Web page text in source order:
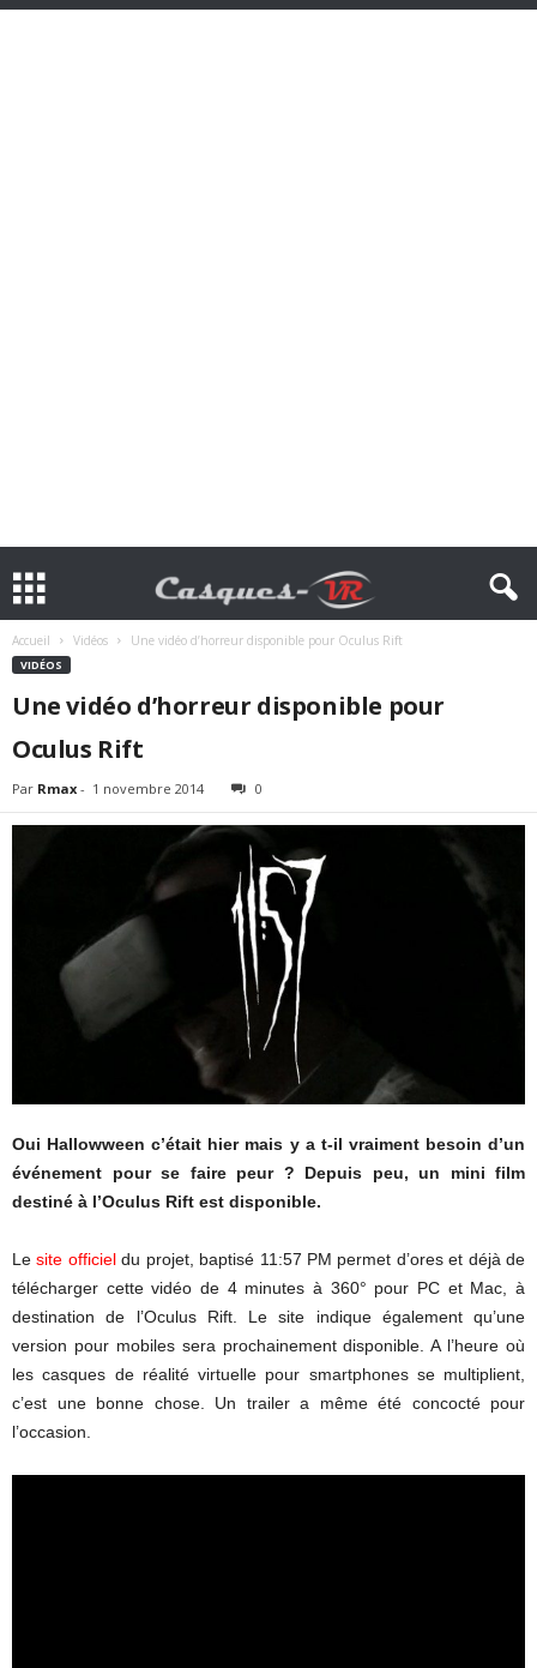
Accueil Vidéos Une vidéo d’horreur disponible pour Oculus Rift
VIDÉOS
Une vidéo d’horreur disponible pour
Oculus Rift
Par Rmax - 1 novembre 2014 0
Oui Hallowween c’était hier mais y a t-il vraiment besoin d’un
événement pour se faire peur ? Depuis peu, un mini film
destiné à l’Oculus Rift est disponible.
Lesite officieldu projet, baptisé 11:57 PM permet d’ores et déjà de
télécharger cette vidéo de 4 minutes à 360° pour PC et Mac, à
destination de l’Oculus Rift. Le site indique également qu’une
version pour mobiles sera prochainement disponible. A l’heure où
les casques de réalité virtuelle pour smartphones se multiplient,
c’est une bonne chose. Un trailer a même été concocté pour
l’occasion.